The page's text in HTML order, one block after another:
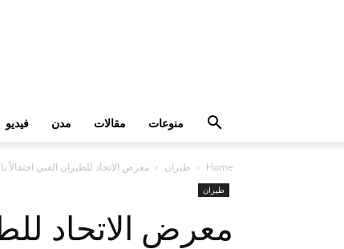
فيديو مدن مقالات منوعات
Home طيران معرض الاتحاد للطيران الفني
طيران
معرض الاتحاد